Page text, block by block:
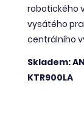
robotického
vysátého
centrálního
Skladem:
KTR900LA